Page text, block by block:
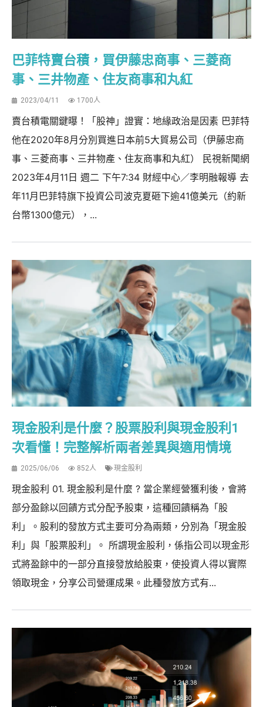
巴菲特賣台積，買伊藤忠商事、三菱商
事、三井物產、住友商事和丸紅
2023/04/11 1700人
賣台積電關鍵曝！「股神」證實：地緣政治是因素 巴菲特
他在2020年8月分別買進日本前5大貿易公司（伊藤忠商
事、三菱商事、三井物產、住友商事和丸紅） 民視新聞網
2023年4月11日 週二 下午7:34 財經中心／李明融報導 去
年11月巴菲特旗下投資公司波克夏砸下逾41億美元（約新
台幣1300億元），...
現金股利是什麼？股票股利與現金股利1
次看懂！完整解析兩者差異與適用情境
2025/06/06 852人 現金股利
現金股利 01. 現金股利是什麼 ? 當企業經營獲利後，會將
部分盈餘以回饋方式分配予股東，這種回饋稱為「股
利」。股利的發放方式主要可分為兩類，分別為「現金股
利」與「股票股利」。 所謂現金股利，係指公司以現金形
式將盈餘中的一部分直接發放給股東，使投資人得以實際
領取現金，分享公司營運成果。此種發放方式有...